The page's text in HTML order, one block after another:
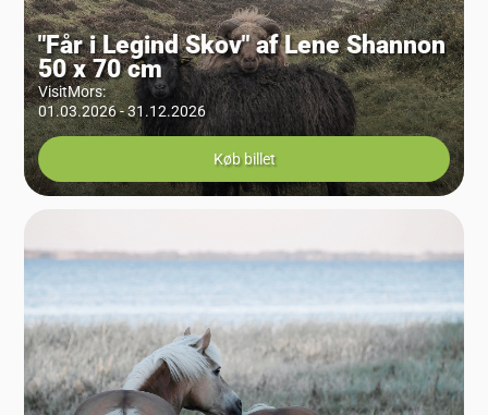
"Får i Legind Skov" af Lene Shannon
50 x 70 cm
VisitMors:
01.03.2026 - 31.12.2026
Køb billet